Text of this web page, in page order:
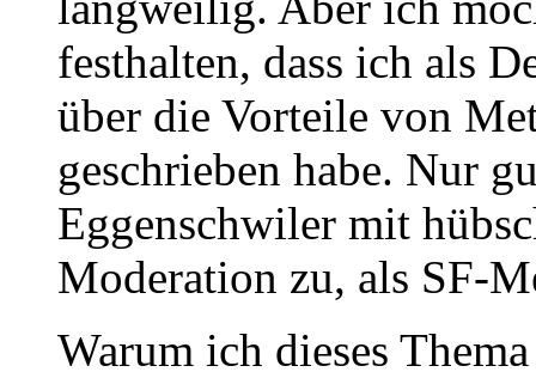
festhalten, dass ich als
über die Vorteile von
geschrieben habe. Nur
Eggenschwiler mit
Moderation zu, als SF-
Warum ich dieses